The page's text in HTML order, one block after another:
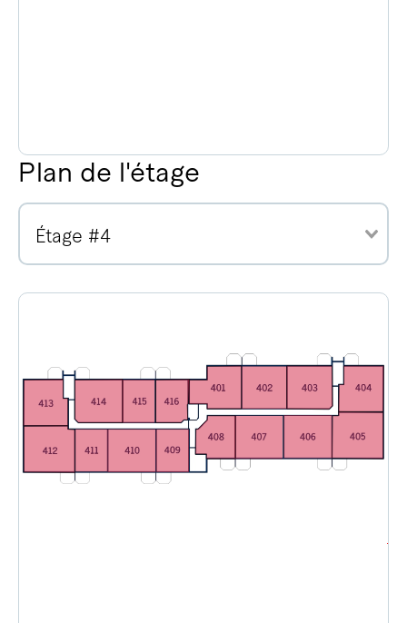
Plan de l'étage
Étage #4